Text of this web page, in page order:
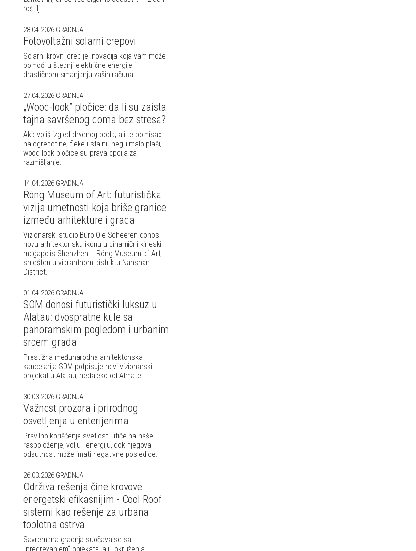
roštilj…
28.04.2026 GRADNJA
Fotovoltažni solarni crepovi
Solarni krovni crep je inovacija koja vam može
pomoći u štednji električne energije i
drastičnom smanjenju vaših računa.
27.04.2026 GRADNJA
„Wood-look” pločice: da li su zaista
tajna savršenog doma bez stresa?
Ako voliš izgled drvenog poda, ali te pomisao
na ogrebotine, fleke i stalnu negu malo plaši,
wood-look pločice su prava opcija za
razmišljanje.
14.04.2026 GRADNJA
Róng Museum of Art: futuristička
vizija umetnosti koja briše granice
između arhitekture i grada
Vizionarski studio Büro Ole Scheeren donosi
novu arhitektonsku ikonu u dinamični kineski
megapolis Shenzhen – Róng Museum of Art,
smešten u vibrantnom distriktu Nanshan
District.
01.04.2026 GRADNJA
SOM donosi futuristički luksuz u
Alatau: dvospratne kule sa
panoramskim pogledom i urbanim
srcem grada
Prestižna međunarodna arhitektonska
kancelarija SOM potpisuje novi vizionarski
projekat u Alatau, nedaleko od Almate.
30.03.2026 GRADNJA
Važnost prozora i prirodnog
osvetljenja u enterijerima
Pravilno korišćenje svetlosti utiče na naše
raspoloženje, volju i energiju, dok njegova
odsutnost može imati negativne posledice.
26.03.2026 GRADNJA
Održiva rešenja čine krovove
energetski efikasnijim - Cool Roof
sistemi kao rešenje za urbana
toplotna ostrva
Savremena gradnja suočava se sa
„pregrevanjem“ objekata, ali i okruženja,